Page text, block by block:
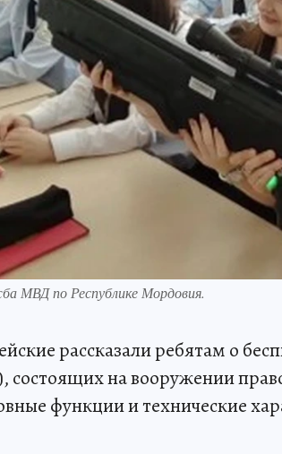
МВД по Республике Мордовия.
рассказали ребятам о
на вооружении
функции и технические